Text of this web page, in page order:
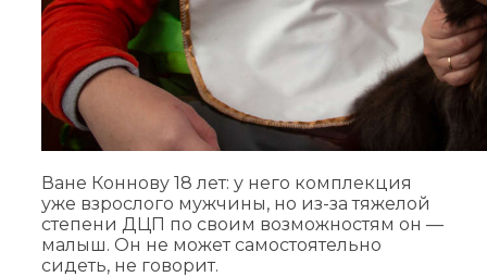
Ване Коннову 18 лет: у него комплекция
уже взрослого мужчины, но из-за тяжелой
степени ДЦП по своим возможностям он —
малыш. Он не может самостоятельно
сидеть, не говорит.